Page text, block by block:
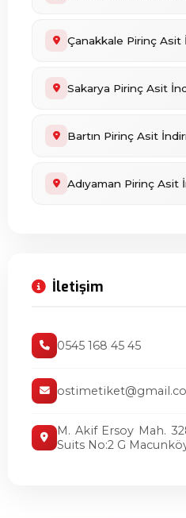
Çanakkale Pirinç Asit
Sakarya Pirinç Asit
Bartın Pirinç Asit
Adıyaman Pirinç Asit
İletişim
0545 168 45 45
M. Akif Ersoy Mah.
Suits No:2 G